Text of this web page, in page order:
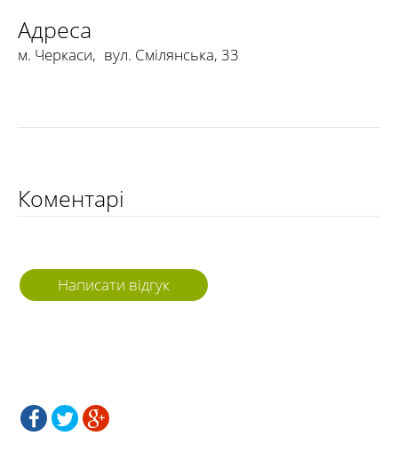
Адреса
м. Черкаси, вул. Смілянська, 33
Коментарі
Написати відгук